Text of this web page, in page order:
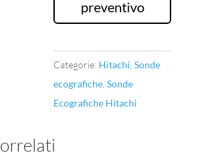
preventivo
Categorie: Hitachi ,Sonde
ecografiche ,Sonde
Ecografiche Hitachi